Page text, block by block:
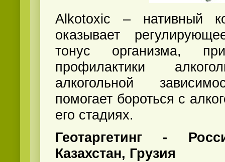
Alkotoxic – нативный
оказывает
тонус организма,
профилактики
алкогольной
помогает бороться с
его стадиях.
Геотаргетинг -
Казахстан, Грузия